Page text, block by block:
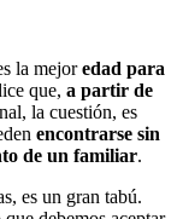
la mejoredad para
que, a partir de
la cuestión, es
encontrarse sin
de un familiar.
es un gran tabú.